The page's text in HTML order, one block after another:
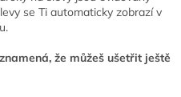
se Ti automaticky zobrazí v
že můžeš ušetřit ještě